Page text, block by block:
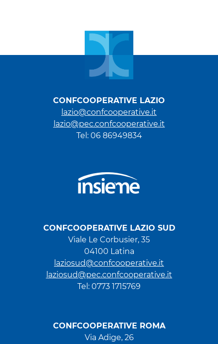
CONFCOOPERATIVE LAZIO
lazio@confcooperative.it
lazio@pec.confcooperative.it
Tel: 06 86949834
CONFCOOPERATIVE LAZIO SUD
Viale Le Corbusier, 35
04100 Latina
laziosud@confcooperative.it
laziosud@pec.confcooperative.it
Tel: 0773 1715769
CONFCOOPERATIVE ROMA
Via Adige, 26